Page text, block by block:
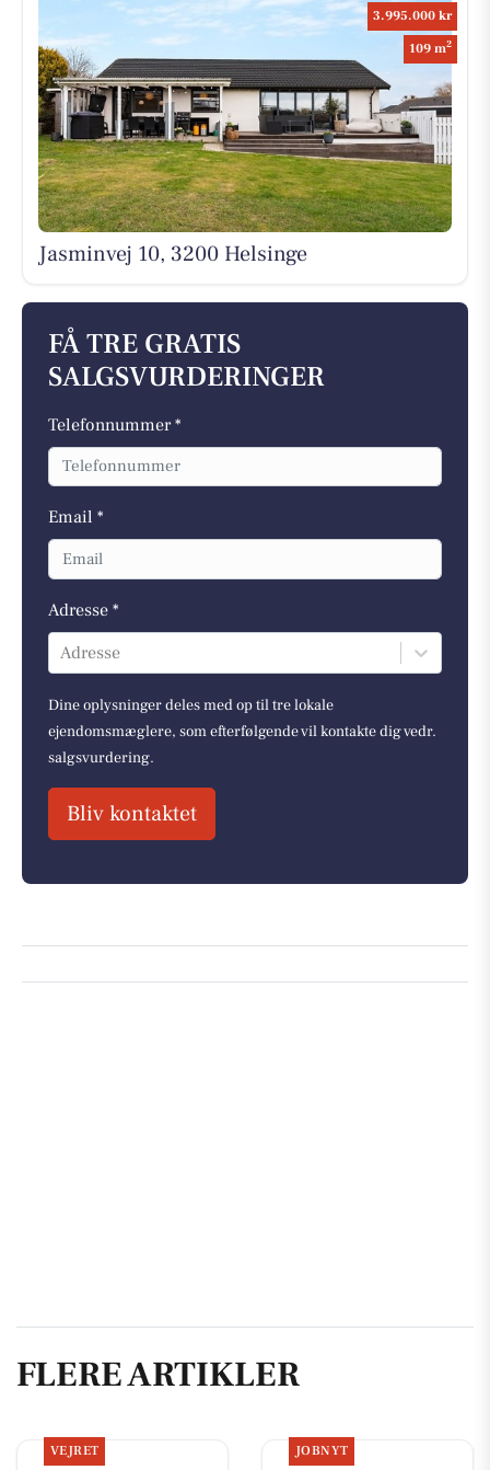
3.995.000 kr
109 m2
Jasminvej 10, 3200 Helsinge
FÅ TRE GRATIS
SALGSVURDERINGER
Telefonnummer *
Email *
Adresse *
Adresse
Dine oplysninger deles med op til tre lokale
ejendomsmæglere, som efterfølgende vil kontakte dig vedr.
salgsvurdering.
Bliv kontaktet
FLERE ARTIKLER
VEJRET JOBNYT